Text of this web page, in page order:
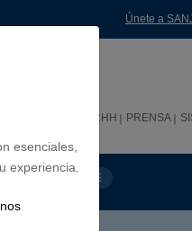
esenciales,
experiencia.
Únete a
RRHH PRENSA
POR NOMBRE